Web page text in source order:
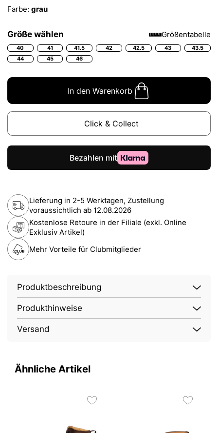
Farbe: grau
Größe wählen Größentabelle
40 41 41.5 42 42.5 43
43.5
44
45 46
In den Warenkorb
Click & Collect
Lieferung in 2-5 Werktagen, Zustellung
voraussichtlich ab 12.08.2026
Kostenlose Retoure in der Filiale (exkl. Online
Exklusiv Artikel)
Mehr Vorteile für Clubmitglieder
Produktbeschreibung
Produkthinweise
Versand
Ähnliche Artikel